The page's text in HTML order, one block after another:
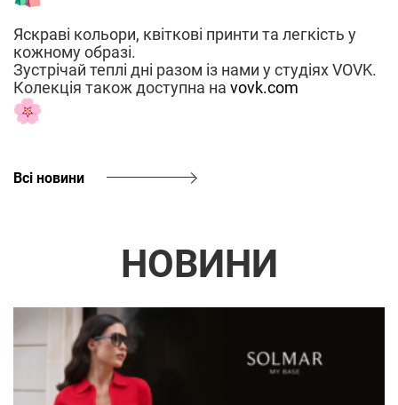
Яскраві кольори, квіткові принти та легкість у
кожному образі.
Зустрічай теплі дні разом із нами у студіях VOVK.
Колекція також доступна на vovk.com
Всі новини
НОВИНИ